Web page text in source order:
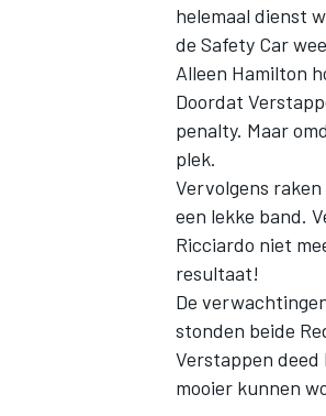
helemaal dienst
de Safety Car
Alleen Hamilton
Doordat
penalty. Maar
plek.
Vervolgens
een lekke band.
Ricciardo niet
resultaat!
De
stonden beide
Verstappen deed
mooier kunnen